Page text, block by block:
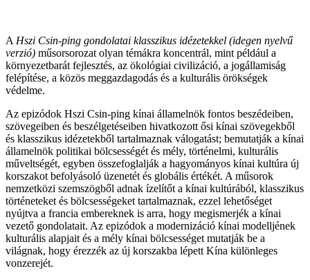
AHszi Csin-ping gondolatai klasszikus idézetekkel (idegen nyelvű
verzió) műsorsorozat olyan témákra koncentrál, mint például a
környezetbarát fejlesztés, az ökológiai civilizáció, a jogállamiság
felépítése, a közös meggazdagodás és a kulturális örökségek
védelme.
Az epizódok Hszi Csin-ping kínai államelnök fontos beszédeiben,
szövegeiben és beszélgetéseiben hivatkozott ősi kínai szövegekből
és klasszikus idézetekből tartalmaznak válogatást; bemutatják a kínai
államelnök politikai bölcsességét és mély, történelmi, kulturális
műveltségét, egyben összefoglalják a hagyományos kínai kultúra új
korszakot befolyásoló üzenetét és globális értékét. A műsorok
nemzetközi szemszögből adnak ízelítőt a kínai kultúrából, klasszikus
történeteket és bölcsességeket tartalmaznak, ezzel lehetőséget
nyújtva a francia embereknek is arra, hogy megismerjék a kínai
vezető gondolatait. Az epizódok a modernizáció kínai modelljének
kulturális alapjait és a mély kínai bölcsességet mutatják be a
világnak, hogy érezzék az új korszakba lépett Kína különleges
vonzerejét.